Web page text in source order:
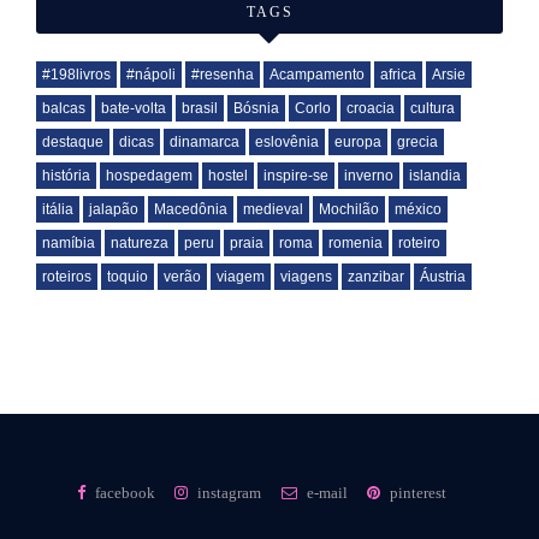
TAGS
#198livros #nápoli #resenha Acampamento africa
Arsie
balcas
bate-volta brasil Bósnia Corlo croacia
cultura
destaque
dicas dinamarca eslovênia europa
grecia
história
hospedagem hostel inspire-se inverno
islandia
itália
jalapão Macedônia medieval Mochilão
méxico
namíbia
natureza peru praia roma romenia
roteiro
roteiros
toquio verão viagem viagens zanzibar Áustria
facebook instagram e-mail pinterest